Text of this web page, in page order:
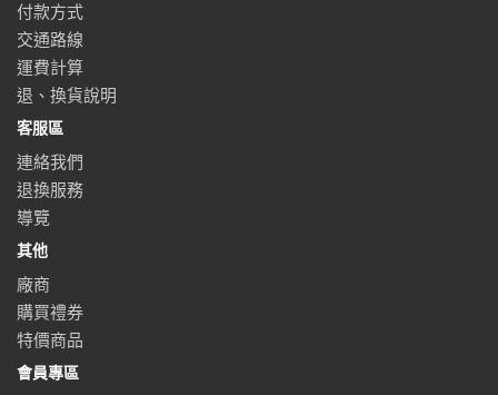
付款方式
交通路線
運費計算
退、換貨說明
客服區
連絡我們
退換服務
導覽
其他
廠商
購買禮券
特價商品
會員專區